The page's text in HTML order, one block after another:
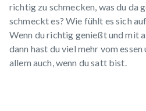
richtig zu schmecken, was du da
schmeckt es? Wie fühlt es sich
Wenn du richtig genießt und mit
dann hast du viel mehr vom
allem auch, wenn du satt bist.